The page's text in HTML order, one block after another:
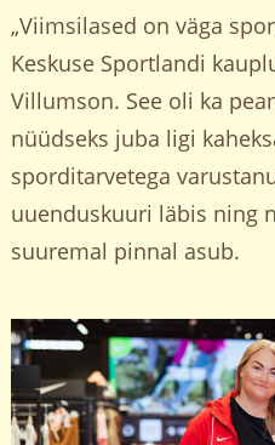
„Viimsilased on väga
Keskuse Sportlandi
Villumson. See oli ka
nüüdseks juba ligi
sporditarvetega
uuenduskuuri läbis ning
suuremal pinnal asub.